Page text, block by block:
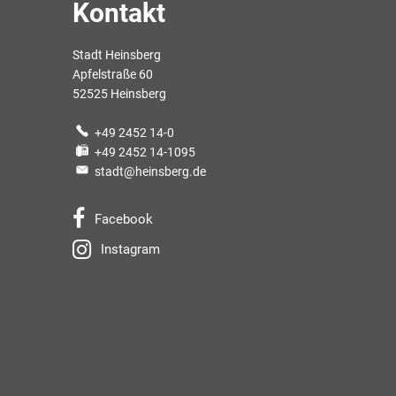
Kontakt
Stadt Heinsberg
Apfelstraße 60
52525 Heinsberg
+49 2452 14-0
+49 2452 14-1095
stadt@heinsberg.de
Facebook
Instagram